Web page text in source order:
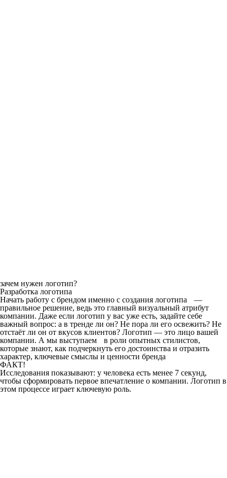
зачем нужен логотип?
Разработка логотипа
Начать работу с брендом именно с создания логотипа —
правильное решение, ведь это главный визуальный атрибут
компании. Даже если логотип у вас уже есть, задайте себе
важный вопрос: а в тренде ли он? Не пора ли его освежить? Не
отстаёт ли он от вкусов клиентов? Логотип — это лицо вашей
компании. А мы выступаем в роли опытных стилистов,
которые знают, как подчеркнуть его достоинства и отразить
характер, ключевые смыслы и ценности бренда
ФАКТ!
Исследования показывают: у человека есть менее 7 секунд,
чтобы сформировать первое впечатление о компании. Логотип в
этом процессе играет ключевую роль.